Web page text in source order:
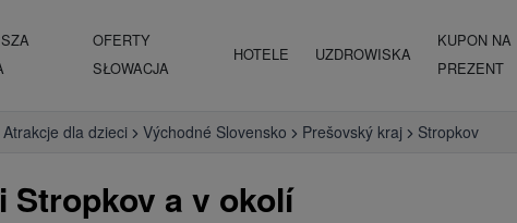
OFERTY
SŁOWACJA
HOTELE UZDROWISKA
KUPON NA
PREZENT
Atrakcje dla dzieci Východné Slovensko Prešovský kraj Stropkov
Stropkov a v okolí